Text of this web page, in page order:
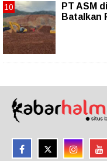
PT ASM
Batalkan